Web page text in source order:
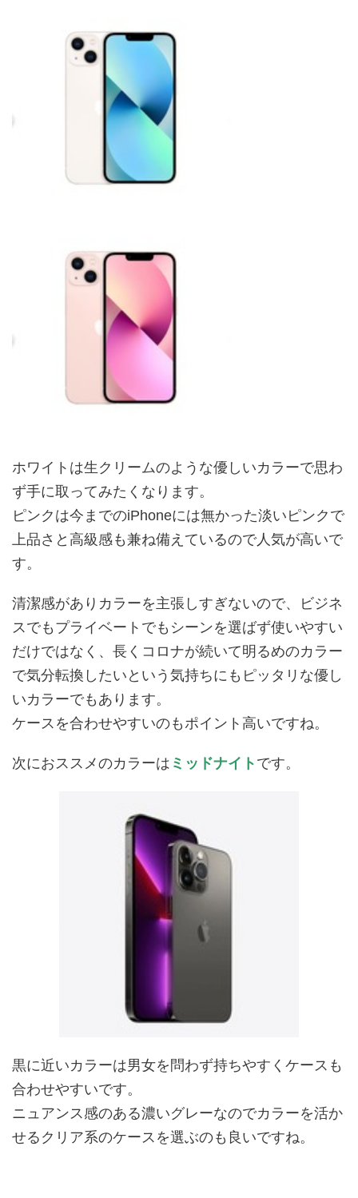
ホワイトは生クリームのような優しいカラーで思わ
ず手に取ってみたくなります。
ピンクは今までのiPhoneには無かった淡いピンクで
上品さと高級感も兼ね備えているので人気が高いで
す。
清潔感がありカラーを主張しすぎないので、ビジネ
スでもプライベートでもシーンを選ばず使いやすい
だけではなく、長くコロナが続いて明るめのカラー
で気分転換したいという気持ちにもピッタリな優し
いカラーでもあります。
ケースを合わせやすいのもポイント高いですね。
次におススメのカラーは ミッドナイト です。
黒に近いカラーは男女を問わず持ちやすくケースも
合わせやすいです。
ニュアンス感のある濃いグレーなのでカラーを活か
せるクリア系のケースを選ぶのも良いですね。